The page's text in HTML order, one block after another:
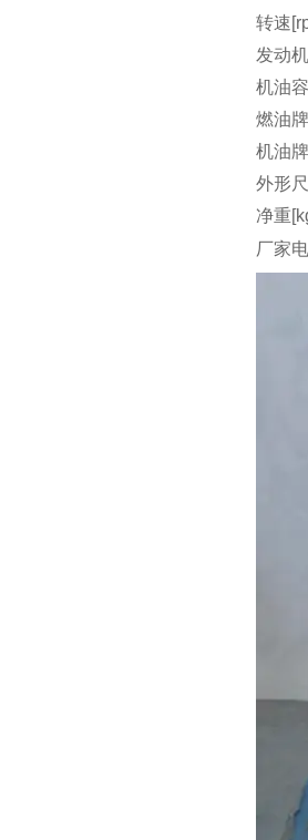
转速
发动
机油
燃油
机油
外形
净重
厂家